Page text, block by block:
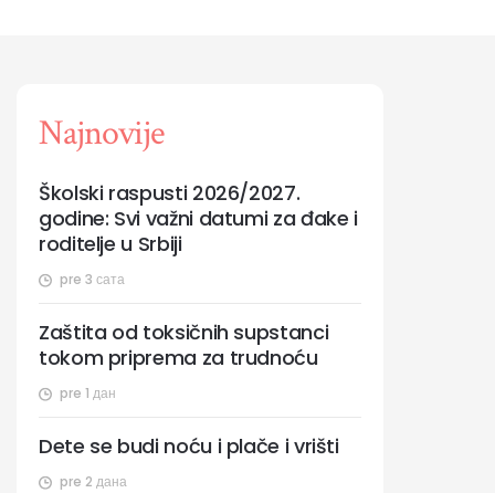
Najnovije
pre 3 сата
Školski raspusti 2026/2027.
godine: Svi važni datumi za đake i
roditelje u Srbiji
pre 1 дан
Zaštita od toksičnih supstanci
tokom priprema za trudnoću
pre 2 дана
Dete se budi noću i plače i vrišti